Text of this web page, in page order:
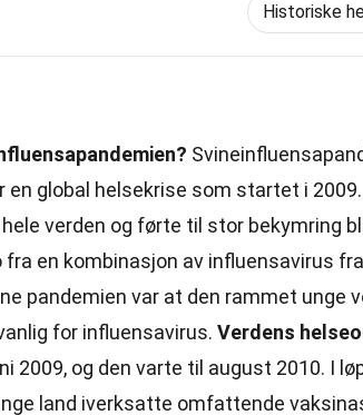
Historiske
en global helsekrise som startet i
verden og førte til stor bekymring
fra en kombinasjon av influensavirus
pandemien var at den rammet unge
for influensavirus. Verdens
2009, og den varte til august 2010. I
land iverksatte omfattende